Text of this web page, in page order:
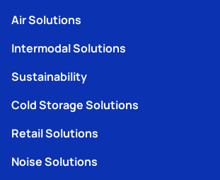
Air Solutions
Intermodal Solutions
Sustainability
Cold Storage Solutions
Retail Solutions
Noise Solutions